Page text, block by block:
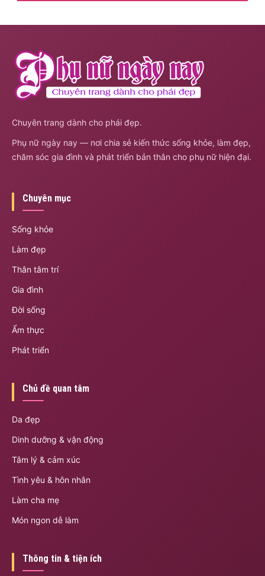
Chuyên trang dành cho phái đẹp.
Phụ nữ ngày nay — nơi chia sẻ kiến thức sống khỏe, làm đẹp,
chăm sóc gia đình và phát triển bản thân cho phụ nữ hiện đại.
Chuyên mục
Sống khỏe
Làm đẹp
Thân tâm trí
Gia đình
Đời sống
Ẩm thực
Phát triển
Chủ đề quan tâm
Da đẹp
Dinh dưỡng & vận động
Tâm lý & cảm xúc
Tình yêu & hôn nhân
Làm cha mẹ
Món ngon dễ làm
Thông tin & tiện ích